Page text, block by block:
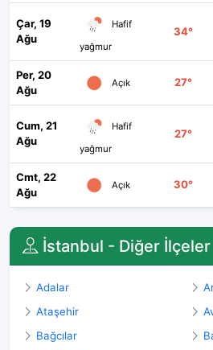
Çar, 19
Ağu
Hafif
yağmur
34°
Per, 20
Ağu
Açık 27°
Cum, 21
Ağu
Hafif
yağmur
27°
Cmt, 22
Ağu
Açık 30°
İstanbul - Diğer İlçeler
Adalar
Ataşehir
Bağcılar